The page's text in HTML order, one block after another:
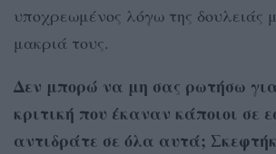
υποχρεωμένος λόγω της δουλειάς
μακριά τους.
Δεν μπορώ να μη σας ρωτήσω
κριτική που έκαναν κάποιοι σε
αντιδράτε σε όλα αυτά;